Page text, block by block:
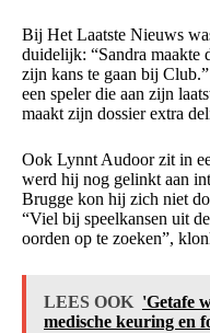
Bij Het Laatste Nieuws
duidelijk: “Sandra maakte
zijn kans te gaan bij
een speler die aan zijn
maakt zijn dossier extra
Ook Lynnt Audoor zit in
werd hij nog gelinkt aan
Brugge kon hij zich niet
“Viel bij speelkansen uit
oorden op te zoeken”,
LEES OOK 'Getafe
medische keuring en